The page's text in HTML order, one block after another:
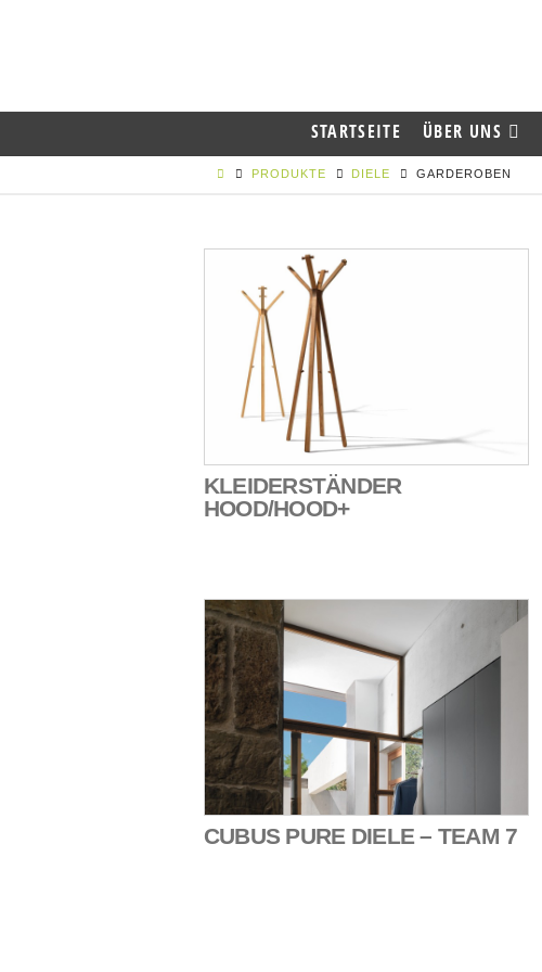
STARTSEITE ÜBER UNS
PRODUKTE DIELE GARDEROBEN
KLEIDERSTÄNDER
HOOD/HOOD+
CUBUS PURE DIELE – TEAM 7